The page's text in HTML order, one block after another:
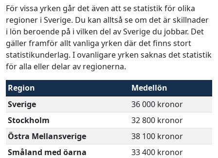
För vissa yrken går det även att se statistik för olika
regioner i Sverige. Du kan alltså se om det är skillnader
i lön beroende på i vilken del av Sverige du jobbar. Det
gäller framför allt vanliga yrken där det finns stort
statistikunderlag. I ovanligare yrken saknas det statistik
för alla eller delar av regionerna.
Region
Medellön
Sverige
36 000 kronor
Stockholm
32 800 kronor
Östra Mellansverige
38 100 kronor
Småland med öarna
33 400 kronor